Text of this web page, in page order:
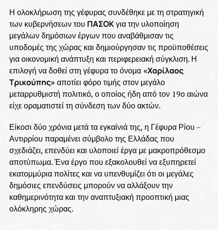
Η ολοκλήρωση της γέφυρας συνδέθηκε με τη στρατηγική
των κυβερνήσεων του ΠΑΣΟΚγια την υλοποίηση
μεγάλων δημόσιων έργων που αναβάθμισαν τις
υποδομές της χώρας και δημιούργησαν τις προϋποθέσεις
για οικονομική ανάπτυξη και περιφερειακή σύγκλιση. Η
επιλογή να δοθεί στη γέφυρα το όνομα «Χαρίλαος
Τρικούπης» αποτίει φόρο τιμής στον μεγάλο
μεταρρυθμιστή πολιτικό, ο οποίος ήδη από τον 19ο αιώνα
είχε οραματιστεί τη σύνδεση των δύο ακτών.
Είκοσι δύο χρόνια μετά τα εγκαίνιά της, η Γέφυρα Ρίου –
Αντιρρίου παραμένει σύμβολο της Ελλάδας που
σχεδιάζει, επενδύει και υλοποιεί έργα με μακροπρόθεσμο
αποτύπωμα. Ένα έργο που εξακολουθεί να εξυπηρετεί
εκατομμύρια πολίτες και να υπενθυμίζει ότι οι μεγάλες
δημόσιες επενδύσεις μπορούν να αλλάξουν την
καθημερινότητα και την αναπτυξιακή προοπτική μιας
ολόκληρης χώρας.